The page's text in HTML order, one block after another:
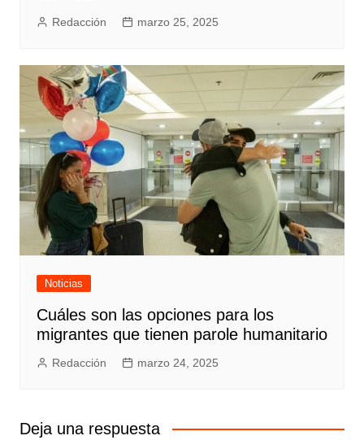
Redacción marzo 25, 2025
Noticias
Cuáles son las opciones para los
migrantes que tienen parole humanitario
Redacción marzo 24, 2025
Deja una respuesta